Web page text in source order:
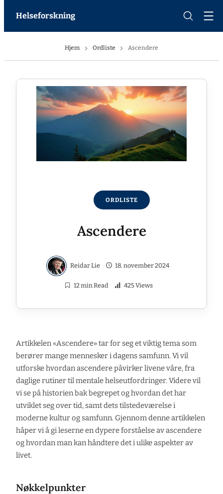
Helseforskning
Hjem Ordliste Ascendere
ORDLISTE
Ascendere
Reidar Lie 18. november 2024
12 min Read 425 Views
Artikkelen «Ascendere» tar for seg et viktig tema som
berører mange mennesker i dagens samfunn. Vi vil
utforske hvordan ascendere påvirker livene våre, fra
daglige rutiner til mentale helseutfordringer. Videre vil
vi se på historien bak begrepet og hvordan det har
utviklet seg over tid, samt dets tilstedeværelse i
moderne kultur og samfunn. Gjennom denne artikkelen
håper vi å gi leserne en dypere forståelse av ascendere
og hvordan man kan håndtere det i ulike aspekter av
livet.
Nøkkelpunkter